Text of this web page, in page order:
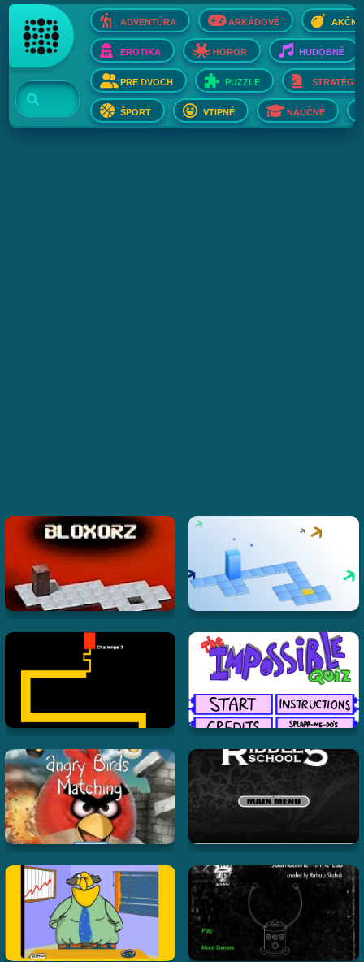
ADVENTÚRA ARKÁDOVÉ AKČNÉ
EROTIKA HOROR HUDOBNÉ
PRE DVOCH PUZZLE STRATÉGIE
ŠPORT VTIPNÉ NÁUČNÉ